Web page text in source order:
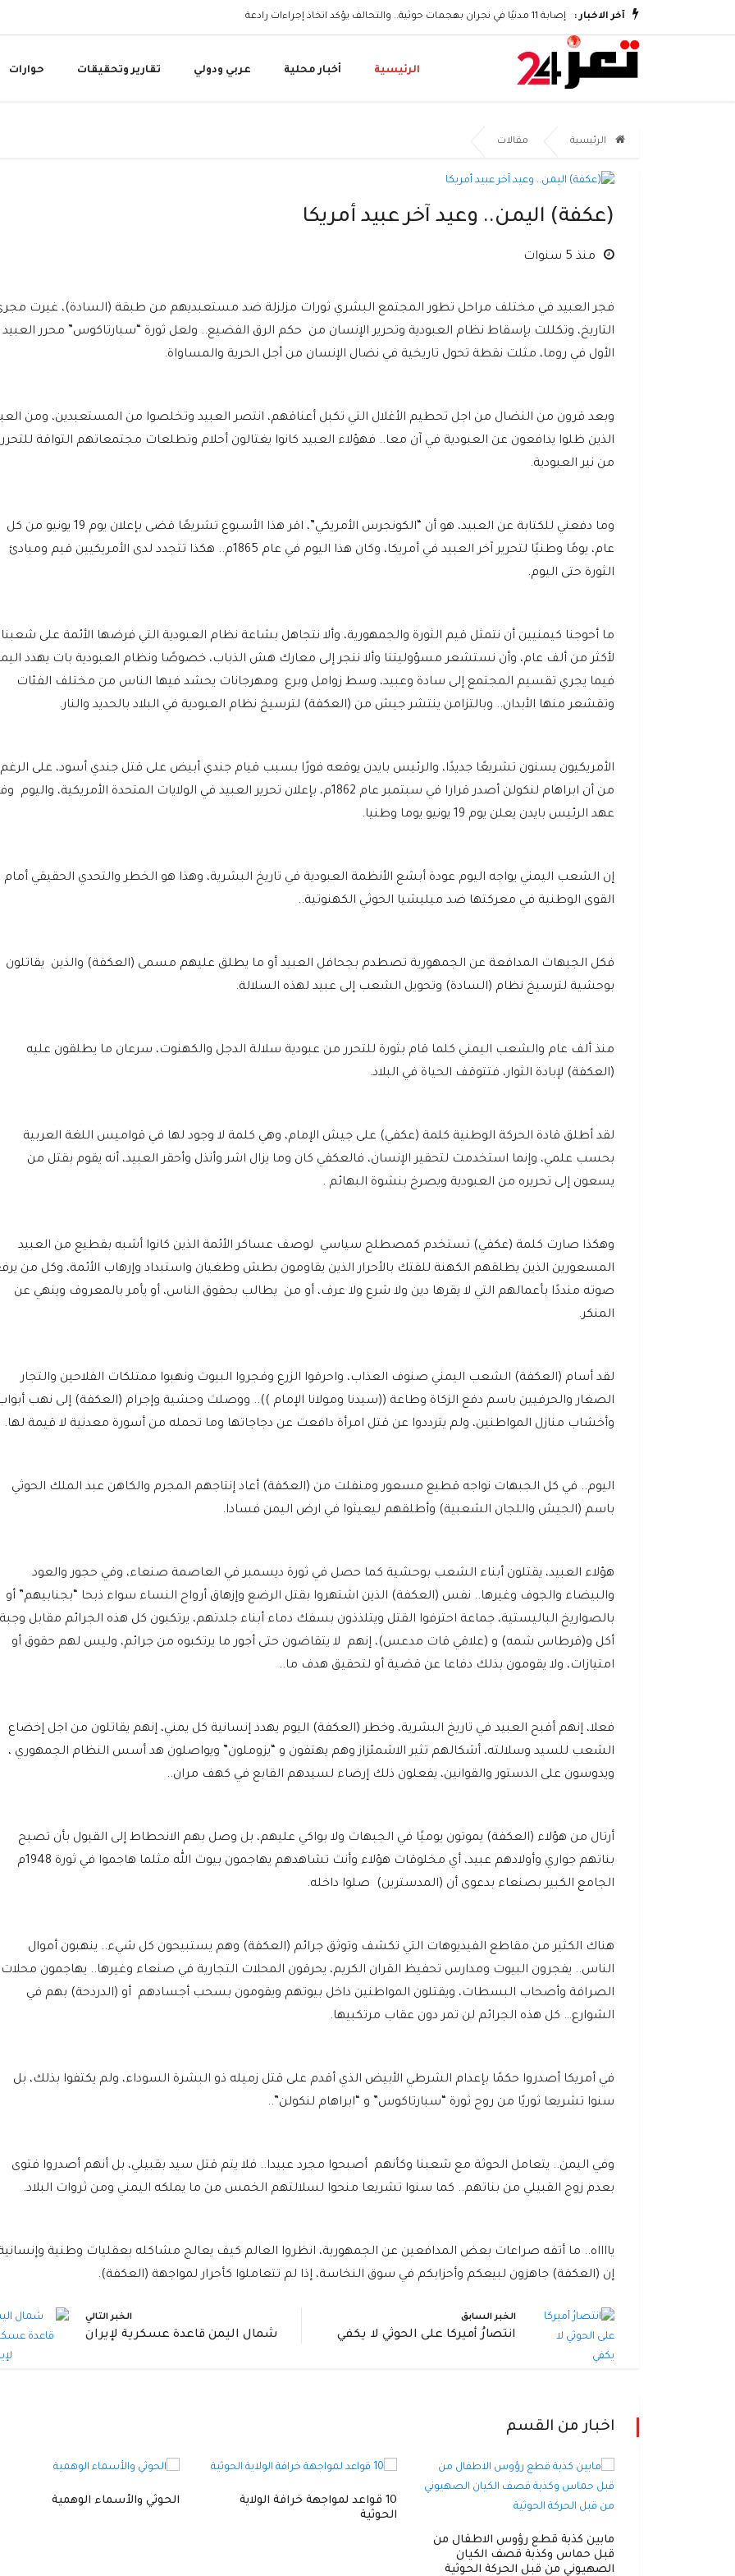
آخر الاخبار : إصابة 11 مدنيًا في نجران بهجمات حوثية.. والتحالف يؤكد اتخاذ إجراءات رادعة
الرئيسية أخبار محلية عربي ودولي تقارير وتحقيقات حوارات
الرئيسية مقالات
(عكفة) اليمن.. وعيد آخر عبيد أمريكا
منذ 5 سنوات
فجر العبيد في مختلف مراحل تطور المجتمع البشري ثورات مزلزلة ضد مستعبديهم من طبقة (السادة)، غيرت
التاريخ، وتكللت بإسقاط نظام العبودية وتحرير الإنسان من حكم الرق الفضيع.. ولعل ثورة “سبارتاكوس” محرر العبيد
الأول في روما، مثلت نقطة تحول تاريخية في نضال الإنسان من أجل الحرية والمساواة.
وبعد قرون من النضال من اجل تحطيم الأغلال التي تكبل أعناقهم، انتصر العبيد وتخلصوا من المستعبدين، ومن
الذين ظلوا يدافعون عن العبودية في آن معا.. فهؤلاء العبيد كانوا يغتالون أحلام وتطلعات مجتمعاتهم التواقة للتحرر
من نير العبودية.
وما دفعني للكتابة عن العبيد، هو أن “الكونجرس الأمريكي”، اقر هذا الأسبوع تشريعًا قضى بإعلان يوم 19 يونيو من كل
عام، يومًا وطنيًا لتحرير آخر العبيد في أمريكا، وكان هذا اليوم في عام 1865م.. هكذا تتجدد لدى الأمريكيين قيم ومبادئ
الثورة حتى اليوم.
ما أحوجنا كيمنيين أن نتمثل قيم الثورة والجمهورية، وألا نتجاهل بشاعة نظام العبودية التي فرضها الأئمة على شعبنا
لأكثر من ألف عام، وأن نستشعر مسؤوليتنا وألا ننجر إلى معارك هش الذباب، خصوصًا ونظام العبودية بات يهدد
فيما يجري تقسيم المجتمع إلى سادة وعبيد، وسط زوامل وبرع ومهرجانات يحشد فيها الناس من مختلف الفئات
وتقشعر منها الأبدان.. وبالتزامن ينتشر جيش من (العكفة) لترسيخ نظام العبودية في البلاد بالحديد والنار.
الأمريكيون يسنون تشريعًا جديدًا، والرئيس بايدن يوقعه فورًا بسبب قيام جندي أبيض على قتل جندي أسود، على الرغم
من أن ابراهام لنكولن أصدر قرارا في سبتمبر عام 1862م، بإعلان تحرير العبيد في الولايات المتحدة الأمريكية، واليوم
عهد الرئيس بايدن يعلن يوم 19 يونيو يوما وطنيا.
إن الشعب اليمني يواجه اليوم عودة أبشع الأنظمة العبودية في تاريخ البشرية، وهذا هو الخطر والتحدي الحقيقي أمام
القوى الوطنية في معركتها ضد ميليشيا الحوثي الكهنوتية..
فكل الجبهات المدافعة عن الجمهورية تصطدم بجحافل العبيد أو ما يطلق عليهم مسمى (العكفة) والذين يقاتلون
بوحشية لترسيخ نظام (السادة) وتحويل الشعب إلى عبيد لهذه السلالة.
منذ ألف عام والشعب اليمني كلما قام بثورة للتحرر من عبودية سلالة الدجل والكهنوت، سرعان ما يطلقون عليه
(العكفة) لإبادة الثوار، فتتوقف الحياة في البلاد.
لقد أطلق قادة الحركة الوطنية كلمة (عكفي) على جيش الإمام، وهي كلمة لا وجود لها في قواميس اللغة العربية
بحسب علمي، وإنما استخدمت لتحقير الإنسان، فالعكفي كان وما يزال اشر وأنذل وأحقر العبيد، أنه يقوم بقتل من
يسعون إلى تحريره من العبودية ويصرخ بنشوة البهائم .
وهكذا صارت كلمة (عكفي) تستخدم كمصطلح سياسي لوصف عساكر الأئمة الذين كانوا أشبه بقطيع من العبيد
المسعورين الذين يطلقهم الكهنة للفتك بالأحرار الذين يقاومون بطش وطغيان واستبداد وإرهاب الأئمة، وكل من
صوته منددًا بأعمالهم التي لا يقرها دين ولا شرع ولا عرف، أو من يطالب بحقوق الناس، أو يأمر بالمعروف وينهي عن
المنكر.
لقد أسام (العكفة) الشعب اليمني صنوف العذاب، واحرقوا الزرع وفجروا البيوت ونهبوا ممتلكات الفلاحين والتجار
الصغار والحرفيين باسم دفع الزكاة وطاعة ((سيدنا ومولانا الإمام )).. ووصلت وحشية وإجرام (العكفة) إلى نهب
وأخشاب منازل المواطنين، ولم يترددوا عن قتل امرأة دافعت عن دجاجاتها وما تحمله من أسورة معدنية لا قيمة لها.
اليوم.. في كل الجبهات نواجه قطيع مسعور ومنفلت من (العكفة) أعاد إنتاجهم المجرم والكاهن عبد الملك الحوثي
باسم (الجيش واللجان الشعبية) وأطلقهم ليعيثوا في ارض اليمن فسادا.
هؤلاء العبيد، يقتلون أبناء الشعب بوحشية كما حصل في ثورة ديسمبر في العاصمة صنعاء، وفي حجور والعود
والبيضاء والجوف وغيرها.. نفس (العكفة) الذين اشتهروا بقتل الرضع وإزهاق أرواح النساء سواء ذبحا “بجنابيهم” أو
بالصواريخ الباليستية، جماعة احترفوا القتل ويتلذذون بسفك دماء أبناء جلدتهم، يرتكبون كل هذه الجرائم مقابل وجبة
أكل و(قرطاس شمه) و (علاقي قات مدعس)، إنهم لا يتقاضون حتى أجور ما يرتكبوه من جرائم، وليس لهم حقوق أو
امتيازات، ولا يقومون بذلك دفاعا عن قضية أو لتحقيق هدف ما..
فعلا، إنهم أقبح العبيد في تاريخ البشرية، وخطر (العكفة) اليوم يهدد إنسانية كل يمني، إنهم يقاتلون من اجل إخضاع
الشعب للسيد وسلالته، أشكالهم تثير الاشمئزاز وهم يهتفون و “يزوملون” ويواصلون هد أسس النظام الجمهوري ،
ويدوسون على الدستور والقوانين، يفعلون ذلك إرضاء لسيدهم القابع في كهف مران..
أرتال من هؤلاء (العكفة) يموتون يوميًا في الجبهات ولا بواكي عليهم، بل وصل بهم الانحطاط إلى القبول بأن تصبح
بناتهم جواري وأولادهم عبيد، أي مخلوقات هؤلاء وأنت تشاهدهم يهاجمون بيوت الله مثلما هاجموا في ثورة 1948م
الجامع الكبير بصنعاء بدعوى أن (المدسترين) صلوا داخله.
هناك الكثير من مقاطع الفيديوهات التي تكشف وتوثق جرائم (العكفة) وهم يستبيحون كل شيء.. ينهبون أموال
الناس.. يفجرون البيوت ومدارس تحفيظ القران الكريم، يحرقون المحلات التجارية في صنعاء وغيرها.. يهاجمون محلات
الصرافة وأصحاب البسطات، ويقتلون المواطنين داخل بيوتهم ويقومون بسحب أجسادهم أو (الدردحة) بهم في
الشوارع… كل هذه الجرائم لن تمر دون عقاب مرتكبيها.
في أمريكا أصدروا حكمًا بإعدام الشرطي الأبيض الذي أقدم على قتل زميله ذو البشرة السوداء، ولم يكتفوا بذلك، بل
سنوا تشريعا ثوريًا من روح ثورة “سبارتاكوس” و “ابراهام لنكولن”..
وفي اليمن.. يتعامل الحوثة مع شعبنا وكأنهم أصبحوا مجرد عبيدا.. فلا يتم قتل سيد بقبيلي، بل أنهم أصدروا فتوى
بعدم زوج القبيلي من بناتهم.. كما سنوا تشريعا منحوا لسلالتهم الخمس من ما يملكه اليمني ومن ثروات البلاد.
يااااه.. ما أتفه صراعات بعض المدافعين عن الجمهورية، انظروا العالم كيف يعالج مشاكله بعقليات وطنية
إن (العكفة) جاهزون لبيعكم وأحزابكم في سوق النخاسة، إذا لم تتعاملوا كأحرار لمواجهة (العكفة).
الخبر السابق
انتصارُ أميركا على الحوثي لا يكفي
الخبر التالي
شمال اليمن قاعدة عسكرية لإيران
اخبار من القسم
مابين كذبة قطع رؤوس الاطفال من
قبل حماس وكذبة قصف الكيان
الصهيوني من قبل الحركة الحوثية
10 قواعد لمواجهة خرافة الولاية
الحوثية
الحوثي والأسماء الوهمية